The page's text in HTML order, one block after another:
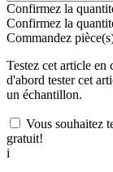
Confirmez la
Confirmez la
Commandez
Testez cet article en
d'abord tester cet
un échantillon.
Vous souhaitez
gratuit!
i